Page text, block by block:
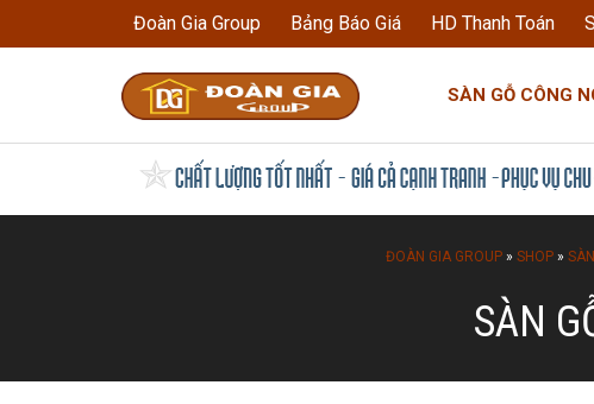
Đoàn Gia Group Bảng Báo Giá HD Thanh Toán
SÀN GỖ CÔNG
Dũng Đoàn Gia:
ĐOÀN GIA GROUP» SHOP»
SÀN